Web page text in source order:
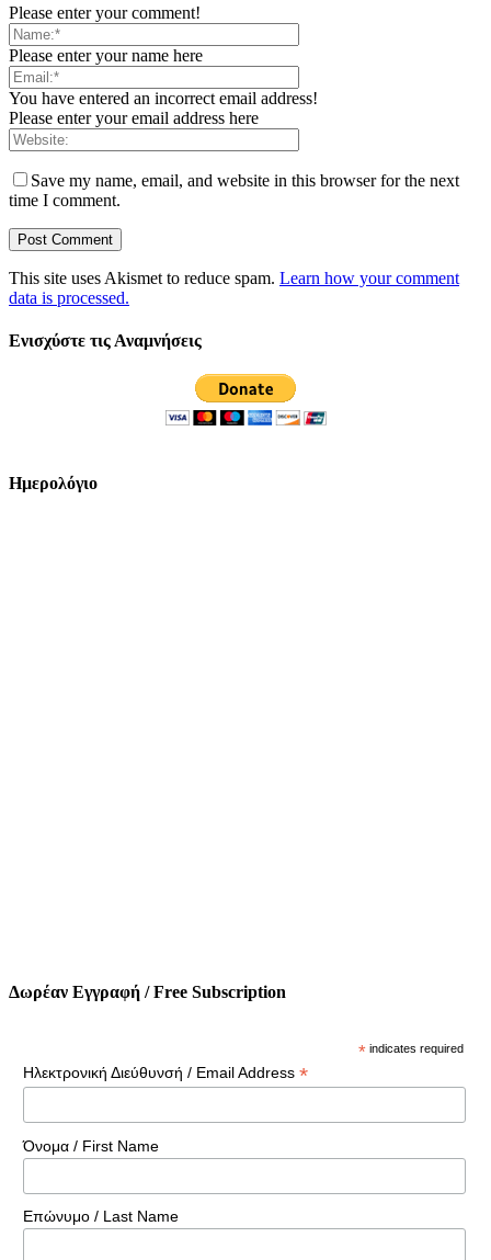
Please enter your comment!
Please enter your name here
You have entered an incorrect email address!
Please enter your email address here
Save my name, email, and website in this browser for the next
time I comment.
This site uses Akismet to reduce spam. Learn how your comment
data is processed.
Ενισχύστε τις Αναμνήσεις
Ημερολόγιο
Δωρέαν Εγγραφή / Free Subscription
* indicates required
Ηλεκτρονική Διεύθυνσή / Email Address *
Όνομα / First Name
Επώνυμο / Last Name